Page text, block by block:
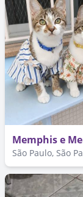
Memphis e
São Paulo, São